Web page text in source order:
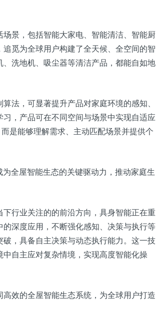
景，包括智能大家电、智能清洁、智能厨
觅为全球用户构建了全天候、全空间的智
洗地机、吸尘器等清洁产品，都能自如地
法，可显著提升产品对家庭环境的感知、
，产品可在不同空间与场景中实现自适应
是能够理解需求、主动匹配场景并提供个
全屋智能生态的关键驱动力，推动家庭生
行业关注的的前沿方向，具身智能正在重
深度应用，不断强化感知、决策与执行等
，具备自主决策与动态执行能力。这一技
自主应对复杂情境，实现高度智能化操
效的全屋智能生态系统，为全球用户打造